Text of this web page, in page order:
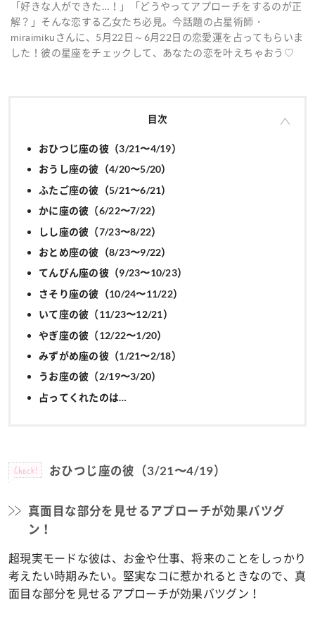
「好きな人ができた…！」「どうやってアプローチをするのが正
解？」そんな恋する乙女たち必見。今話題の占星術師・
miraimikuさんに、5月22日～6月22日の恋愛運を占ってもらいま
した！彼の星座をチェックして、あなたの恋を叶えちゃおう♡
目次
おひつじ座の彼（3/21〜4/19）
おうし座の彼（4/20〜5/20）
ふたご座の彼（5/21〜6/21）
かに座の彼（6/22〜7/22）
しし座の彼（7/23〜8/22）
おとめ座の彼（8/23〜9/22）
てんびん座の彼（9/23〜10/23）
さそり座の彼（10/24〜11/22）
いて座の彼（11/23〜12/21）
やぎ座の彼（12/22〜1/20）
みずがめ座の彼（1/21〜2/18）
うお座の彼（2/19〜3/20）
占ってくれたのは…
Check! おひつじ座の彼（3/21〜4/19）
真面目な部分を見せるアプローチが効果バツグ
ン！
超現実モードな彼は、お金や仕事、将来のことをしっかり
考えたい時期みたい。堅実なコに惹かれるときなので、真
面目な部分を見せるアプローチが効果バツグン！